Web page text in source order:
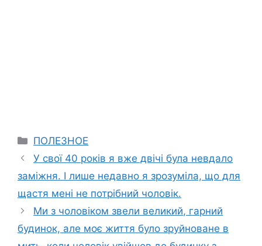
Categories
ПОЛЕЗНОЕ
У свої 40 років я вже двічі була невдало
заміжня. І лише недавно я зрозуміла, що для
щастя мені не потрібний чоловік.
Ми з чоловіком звели великий, гарний
будинок, але моє життя було зруйноване в